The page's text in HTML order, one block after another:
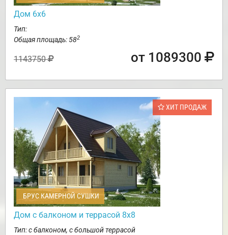
Дом 6х6
Тип:
Общая площадь: 582
1143750 от 1089300
ХИТ ПРОДАЖ
БРУС КАМЕРНОЙ СУШКИ
Дом с балконом и террасой 8х8
Тип: с балконом, с большой террасой